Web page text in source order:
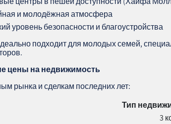
и молодёжная атмосфера
уровень безопасности и благоустройства
подходит для молодых семей,
цены на недвижимость
рынка и сделкам последних лет:
Тип
3